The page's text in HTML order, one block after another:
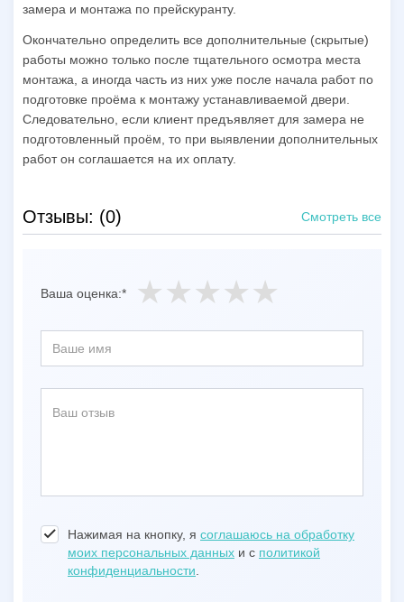
замера и монтажа по прейскуранту.
Окончательно определить все дополнительные (скрытые)
работы можно только после тщательного осмотра места
монтажа, а иногда часть из них уже после начала работ по
подготовке проёма к монтажу устанавливаемой двери.
Следовательно, если клиент предъявляет для замера не
подготовленный проём, то при выявлении дополнительных
работ он соглашается на их оплату.
Отзывы: (0) Смотреть все
Ваша оценка:*
Нажимая на кнопку, я соглашаюсь на обработку
моих персональных данных и с политикой
конфиденциальности